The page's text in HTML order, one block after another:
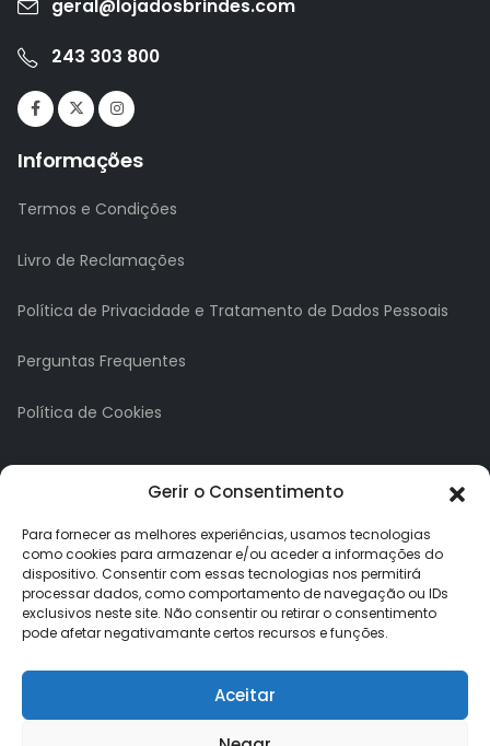
Gerir o Consentimento
Para fornecer as melhores experiências, usamos tecnologias
como cookies para armazenar e/ou aceder a informações do
dispositivo. Consentir com essas tecnologias nos permitirá
processar dados, como comportamento de navegação ou IDs
exclusivos neste site. Não consentir ou retirar o consentimento
pode afetar negativamante certos recursos e funções.
Aceitar
geral@lojadosbrindes.com
243 303 800
Informações
Termos e Condições
Livro de Reclamações
Política de Privacidade e Tratamento de Dados Pessoais
Perguntas Frequentes
Política de Cookies
A minha conta
A Minha Conta
Histórico de Pedidos
Lista de Desejos
Newsletter